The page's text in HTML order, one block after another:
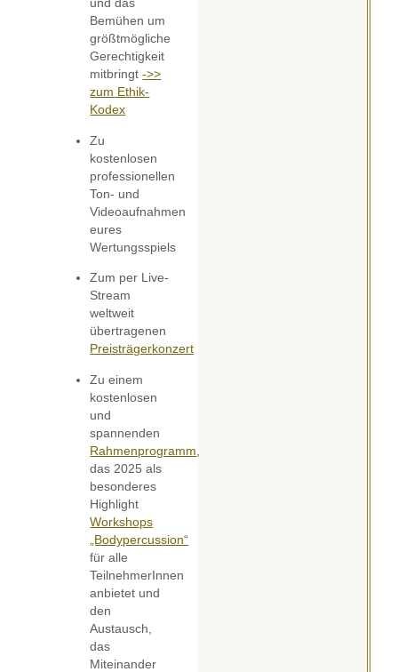
und das
Bemühen um
größtmögliche
Gerechtigkeit
mitbringt->>
zum Ethik-
Kodex
Zu
kostenlosen
professionellen
Ton- und
Videoaufnahmen
eures
Wertungsspiels
Zum per Live-
Stream
weltweit
übertragenen
Preisträgerkonzert
Zu einem
kostenlosen
und
spannenden
Rahmenprogramm
das 2025 als
besonderes
Highlight
Workshops
„Bodypercussion“
für alle
TeilnehmerInnen
anbietet und
den
Austausch,
das
Miteinander